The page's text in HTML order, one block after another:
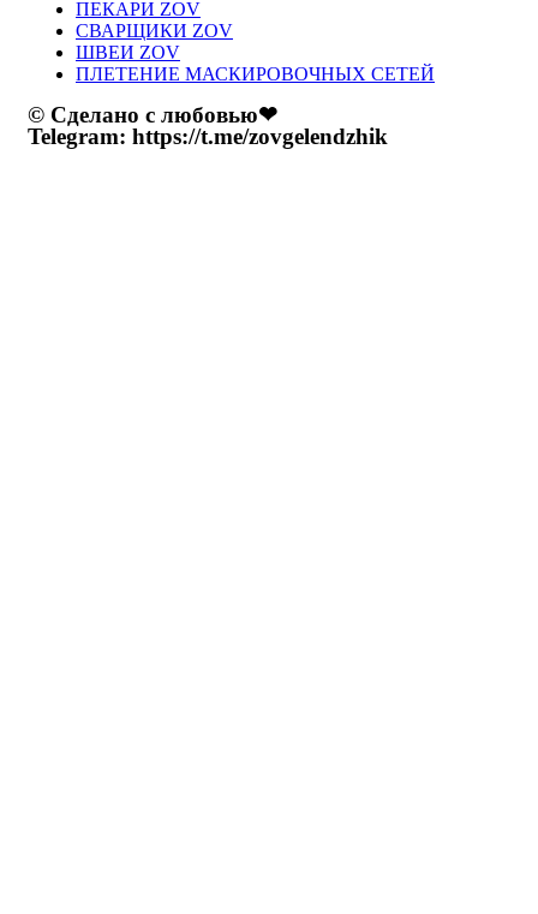
ПЕКАРИ ZOV
СВАРЩИКИ ZOV
ШВЕИ ZOV
ПЛЕТЕНИЕ МАСКИРОВОЧНЫХ СЕТЕЙ
© Сделано с любовью❤
Telegram: https://t.me/zovgelendzhik